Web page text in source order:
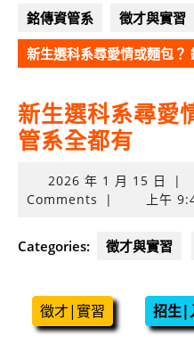
銘傳資管系
徵才與實習
新生選科系尋愛情或麵包？
新生選科系尋愛
管系全都有
2026 年 1 月 15 日 2026
年
月
15
|
Comments
| 上午
Categories: 徵才與實習
徵才|實習 招生|